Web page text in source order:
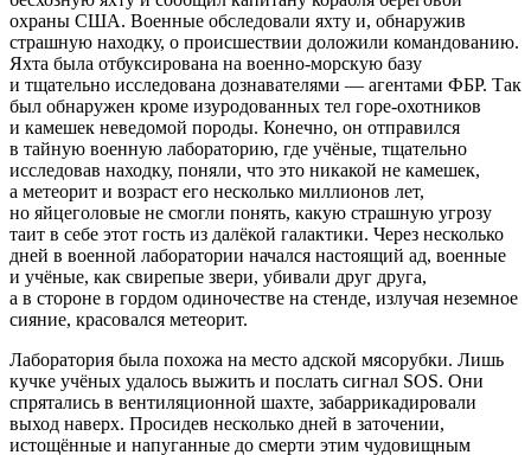
охраны США. Военные обследовали яхту и, обнаружив
страшную находку, о происшествии доложили командованию.
Яхта была отбуксирована на военно-морскую базу
и тщательно исследована дознавателями — агентами ФБР. Так
был обнаружен кроме изуродованных тел горе-охотников
и камешек неведомой породы. Конечно, он отправился
в тайную военную лабораторию, где учёные, тщательно
исследовав находку, поняли, что это никакой не камешек,
а метеорит и возраст его несколько миллионов лет,
но яйцеголовые не смогли понять, какую страшную угрозу
таит в себе этот гость из далёкой галактики. Через несколько
дней в военной лаборатории начался настоящий ад, военные
и учёные, как свирепые звери, убивали друг друга,
а в стороне в гордом одиночестве на стенде, излучая неземное
сияние, красовался метеорит.
Лаборатория была похожа на место адской мясорубки. Лишь
кучке учёных удалось выжить и послать сигнал SOS. Они
спрятались в вентиляционной шахте, забаррикадировали
выход наверх. Просидев несколько дней в заточении,
истощённые и напуганные до смерти этим чудовищным